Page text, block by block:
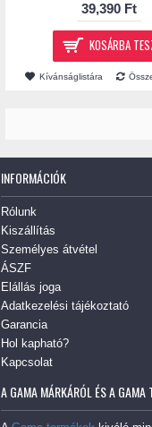
39,390 Ft
KOSÁRBA
Kívánságlistára
INFORMÁCIÓK
Rólunk
Kiszállítás
Személyes átvétel
ÁSZF
Elállás joga
Adatkezelési tájékoztató
Garancia
Hol kapható?
Kapcsolat
A GAMA MÁRKÁRÓL ÉS A GAMA